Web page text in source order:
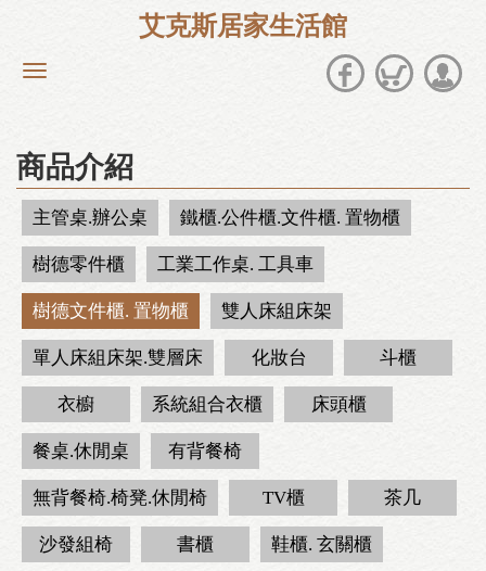
艾克斯居家生活館
商品介紹
主管桌.辦公桌 鐵櫃.公件櫃.文件櫃. 置物櫃
樹德零件櫃 工業工作桌. 工具車
樹德文件櫃. 置物櫃 雙人床組床架
單人床組床架.雙層床 化妝台 斗櫃
衣櫥 系統組合衣櫃 床頭櫃
餐桌.休閒桌 有背餐椅
無背餐椅.椅凳.休閒椅 TV櫃 茶几
沙發組椅 書櫃 鞋櫃. 玄關櫃